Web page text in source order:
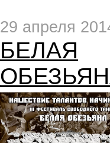
29 апреля
БЕЛАЯ